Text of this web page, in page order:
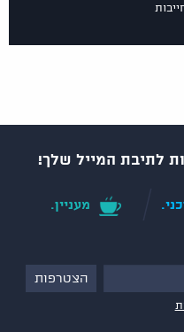
לתיבת המייל שלך!
מעניין.